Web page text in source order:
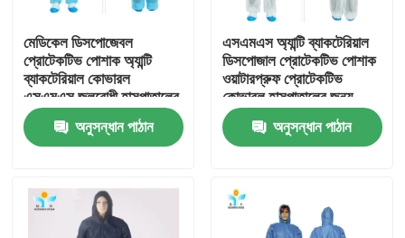
বাড়ি
পণ্য
মেডিকেল ডিসপোজেবল
প্রোটেকটিভ পোশাক অ্যান্টি
ব্যাকটেরিয়াল কোভারল
এসএমএস জলরোধী হাসপাতালের
জন্য
অনুসন্ধান পাঠান
এসএমএস অ্যান্টি ব্যাকটেরিয়াল
ডিসপোজাল প্রোটেকটিভ পোশাক
ওয়াটারপ্রুফ প্রোটেকটিভ
কোভারল হাসপাতালের জন্য
পোশাক
অনুসন্ধান পাঠান